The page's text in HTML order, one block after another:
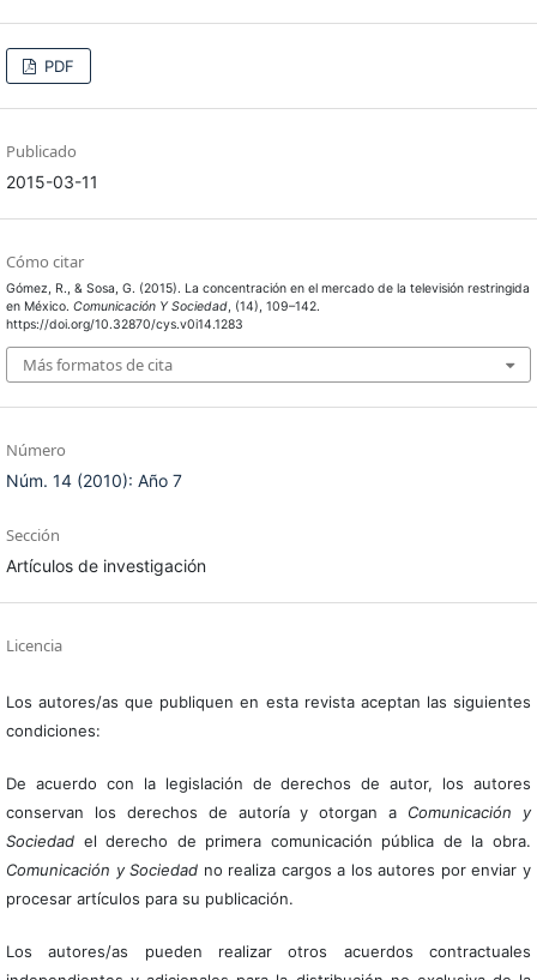
PDF
Publicado
2015-03-11
Cómo citar
Gómez, R., & Sosa, G. (2015). La concentración en el mercado de la televisión restringida
en México. Comunicación Y Sociedad, (14), 109–142.
https://doi.org/10.32870/cys.v0i14.1283
Más formatos de cita
Número
Núm. 14 (2010): Año 7
Sección
Artículos de investigación
Licencia
Los autores/as que publiquen en esta revista aceptan las siguientes
condiciones:
De acuerdo con la legislación de derechos de autor, los autores
conservan los derechos de autoría y otorgan a Comunicación y
Sociedadel derecho de primera comunicación pública de la obra.
Comunicación y Sociedad no realiza cargos a los autores por enviar y
procesar artículos para su publicación.
Los autores/as pueden realizar otros acuerdos contractuales